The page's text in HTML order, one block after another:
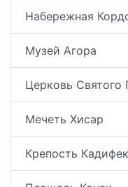
Набережная
Музей Агора
Церковь Святого
Мечеть Хисар
Крепость